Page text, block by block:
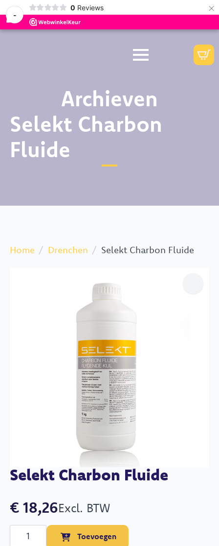
-
0 Reviews ×
Archieven
Selekt Charbon
Fluide
Home Drenchen Selekt Charbon Fluide
Selekt Charbon Fluide
€ 18,26 Excl. BTW
Selekt
Charbon
Toevoegen